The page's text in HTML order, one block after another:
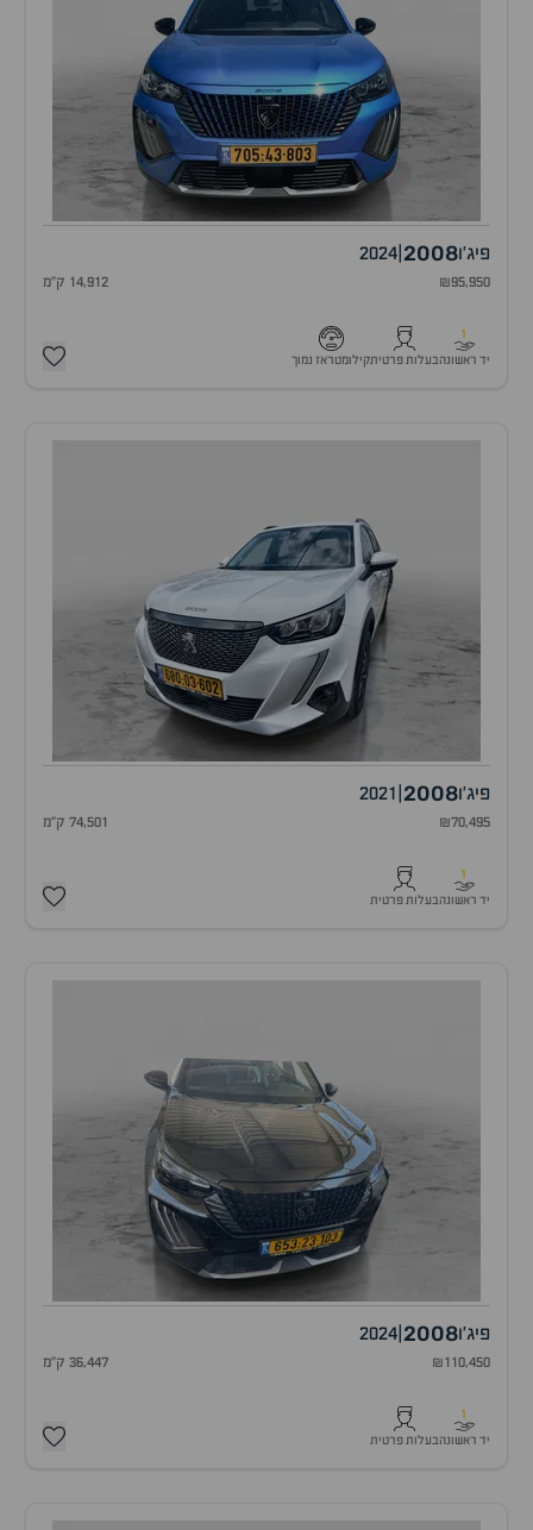
פיג'ו2008
2024
₪95,950 14,912 ק"מ
1
יד ראשונהבעלות פרטיתקילומטראז נמוך
פיג'ו2008
2021
₪70,495 74,501 ק"מ
1
יד ראשונהבעלות פרטית
פיג'ו2008
2024
₪110,450 36,447 ק"מ
1
יד ראשונהבעלות פרטית